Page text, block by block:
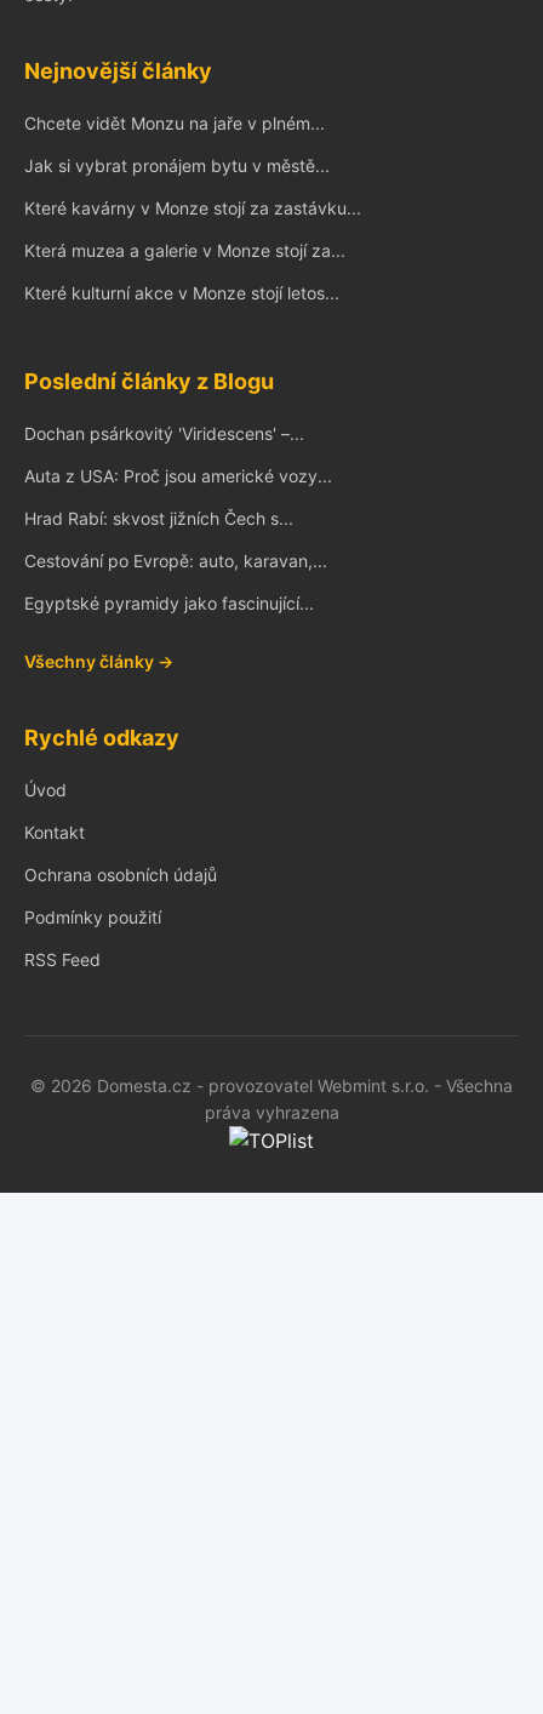
Nejnovější články
Chcete vidět Monzu na jaře v plném...
Jak si vybrat pronájem bytu v městě...
Které kavárny v Monze stojí za zastávku...
Která muzea a galerie v Monze stojí za...
Které kulturní akce v Monze stojí letos...
Poslední články z Blogu
Dochan psárkovitý 'Viridescens' –...
Auta z USA: Proč jsou americké vozy...
Hrad Rabí: skvost jižních Čech s...
Cestování po Evropě: auto, karavan,...
Egyptské pyramidy jako fascinující...
Všechny články →
Rychlé odkazy
Úvod
Kontakt
Ochrana osobních údajů
Podmínky použití
RSS Feed
© 2026 Domesta.cz - provozovatel Webmint s.r.o. - Všechna
práva vyhrazena